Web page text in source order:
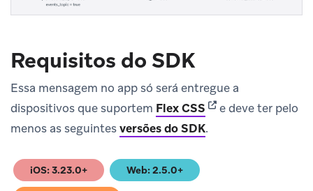
Requisitos do SDK
Essa mensagem no app só será entregue a
dispositivos que suportem Flex CSS (opens in new tab)
e deve ter pelo
menos as seguintesversões do SDK.
iOS: 3.23.0+
(opens in new tab) Web: 2.5.0+
(opens in new tab)